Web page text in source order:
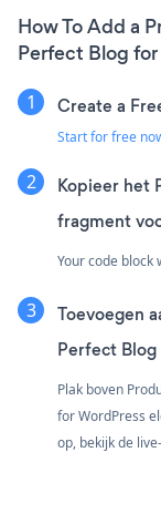
How To Add a
Perfect Blog
Create a
Start for free
Kopieer het
fragment
Your code block
Toevoegen
Perfect
Plak boven
for WordPress
op, bekijk de